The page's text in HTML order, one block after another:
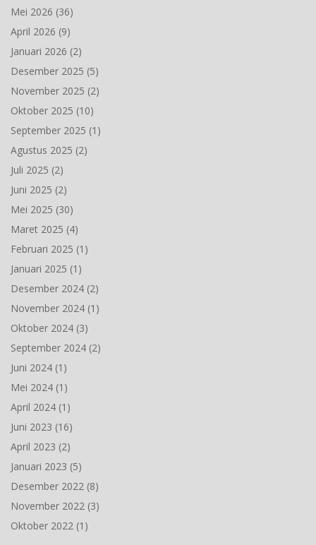
Mei 2026 (36)
April 2026 (9)
Januari 2026 (2)
Desember 2025 (5)
November 2025 (2)
Oktober 2025 (10)
September 2025 (1)
Agustus 2025 (2)
Juli 2025 (2)
Juni 2025 (2)
Mei 2025 (30)
Maret 2025 (4)
Februari 2025 (1)
Januari 2025 (1)
Desember 2024 (2)
November 2024 (1)
Oktober 2024 (3)
September 2024 (2)
Juni 2024 (1)
Mei 2024 (1)
April 2024 (1)
Juni 2023 (16)
April 2023 (2)
Januari 2023 (5)
Desember 2022 (8)
November 2022 (3)
Oktober 2022 (1)